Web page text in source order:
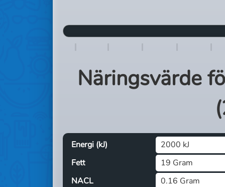
Näringsvärde
(
Energi (kJ)
2000 kJ
Fett
19 Gram
NACL
0.16 Gram